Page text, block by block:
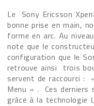
Le Sony Ericsson
bonne prise en main,
forme en arc. Au
note que le
configuration que le
retrouve ainsi trois
servent de raccourci :
Menu » . Ces derniers
grâce à la technologie